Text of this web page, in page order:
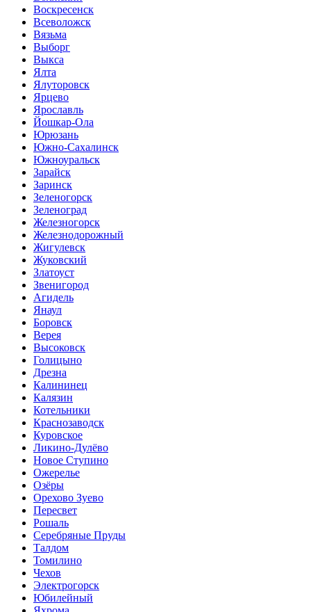
Воскресенск
Всеволожск
Вязьма
Выборг
Выкса
Ялта
Ялуторовск
Ярцево
Ярославль
Йошкар-Ола
Юрюзань
Южно-Сахалинск
Южноуральск
Зарайск
Заринск
Зеленогорск
Зеленоград
Железногорск
Железнодорожный
Жигулевск
Жуковский
Златоуст
Звенигород
Агидель
Янаул
Боровск
Верея
Высоковск
Голицыно
Дрезна
Калининец
Калязин
Котельники
Краснозаводск
Куровское
Ликино-Дулёво
Новое Ступино
Ожерелье
Озёры
Орехово Зуево
Пересвет
Рошаль
Серебряные Пруды
Талдом
Томилино
Чехов
Электрогорск
Юбилейный